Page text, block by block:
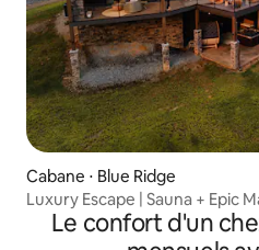
Cabane ⋅ Blue Ridge
Luxury Escape | Sauna + Epic
Le confort d'un